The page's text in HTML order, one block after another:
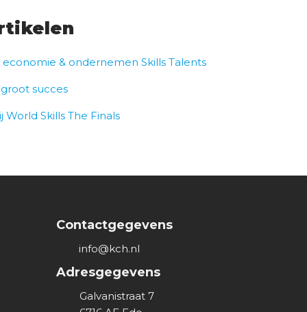
& ondernemen Skills Talents
succes
Skills The Finals
Contactgegevens
info@kch.nl
Adresgegevens
Galvanistraat 7